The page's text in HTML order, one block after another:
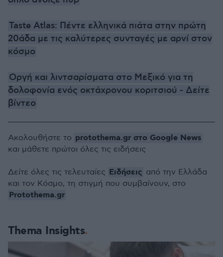
Taste Atlas: Πέντε ελληνικά πιάτα στην πρώτη
20άδα με τις καλύτερες συνταγές με αρνί στον
κόσμο
Οργή και λιντσαρίσματα στο Μεξικό για τη
δολοφονία ενός οκτάχρονου κοριτσιού - Δείτε
βίντεο
Thema Insights
Ακολουθήστε το protothema.gr στο Google News
και μάθετε πρώτοι όλες τις ειδήσεις
Δείτε όλες τις τελευταίες Ειδήσεις από την Ελλάδα
και τον Κόσμο, τη στιγμή που συμβαίνουν, στο
Protothema.gr